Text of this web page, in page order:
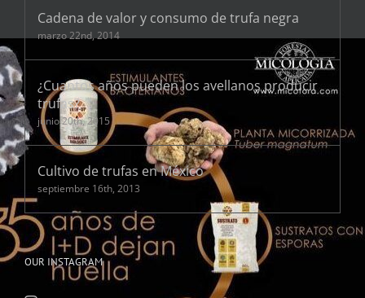
Cadena de valor y consumo de trufa negra
marzo 22nd, 2014
¿Cuantos años pueden los avellanos producir
trufas?
junio 20th, 2015
Cultivo de trufas en México
septiembre 16th, 2013
OUR INSTAGRAM